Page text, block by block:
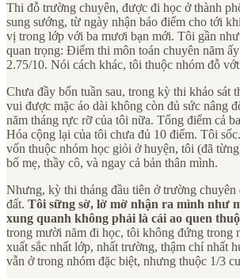
Thi đỗ trường chuyên, được đi học ở thành
sung sướng, từ ngày nhận báo điểm cho tới
vị trong lớp với ba mươi bạn mới. Tôi gần
quan trọng: Điểm thi môn toán chuyên năm
2.75/10. Nói cách khác, tôi thuộc nhóm đỗ
Chưa đầy bốn tuần sau, trong kỳ thi khảo sát
vui được mặc áo dài không còn đủ sức nâng
năm tháng rực rỡ của tôi nữa. Tổng điểm cả
Hóa cộng lại của tôi chưa đủ 10 điểm. Tôi
vốn thuộc nhóm học giỏi ở huyện, tôi (đã
bố mẹ, thầy cô, và ngay cả bản thân mình.
Nhưng, kỳ thi tháng đầu tiên ở trường
đất. Tôi sững sờ, lờ mờ nhận ra mình như
xung quanh không phải là cái ao quen
trong mười năm đi học, tôi không đứng trong
xuất sắc nhất lớp, nhất trường, thậm chí nhất
vẫn ở trong nhóm đặc biệt, nhưng thuộc 1/3